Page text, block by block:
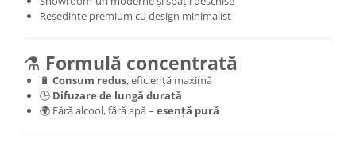
Reședințe premium cu design minimalist
⚗️ Formulă concentrată
🔋 Consum redus, eficiență maximă
🕒 Difuzare de lungă durată
🌍 Fără alcool, fără apă – esență pură